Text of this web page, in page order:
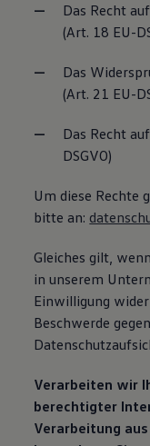
Das Recht
(Art. 18 EU-
Das
(Art. 21 EU-
Das Recht
DSGVO)
Um diese Rechte
bitte an:
Gleiches gilt,
in unserem
Einwilligung
Beschwerde
Verarbeiten wir
berechtigter
Verarbeitung